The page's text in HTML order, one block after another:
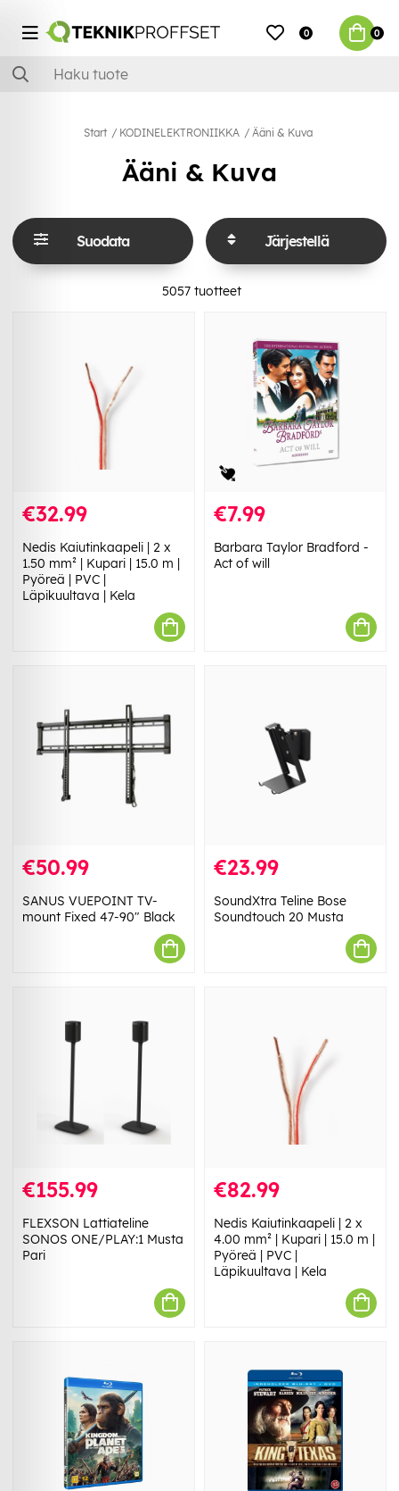
0 0
Start KODINELEKTRONIIKKA Ääni & Kuva
Ääni & Kuva
Suodata Järjestellä
5057tuotteet
€32.99
Nedis Kaiutinkaapeli | 2 x
1.50 mm² | Kupari | 15.0 m |
Pyöreä | PVC |
Läpikuultava | Kela
€7.99
Barbara Taylor Bradford -
Act of will
€50.99
SANUS VUEPOINT TV-
mount Fixed 47-90" Black
€23.99
SoundXtra Teline Bose
Soundtouch 20 Musta
€155.99
FLEXSON Lattiateline
SONOS ONE/PLAY:1 Musta
Pari
€82.99
Nedis Kaiutinkaapeli | 2 x
4.00 mm² | Kupari | 15.0 m |
Pyöreä | PVC |
Läpikuultava | Kela